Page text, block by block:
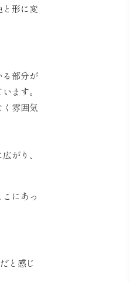
形に変
る部分が
ます。
雰囲気
がり、
にあっ
と感じ